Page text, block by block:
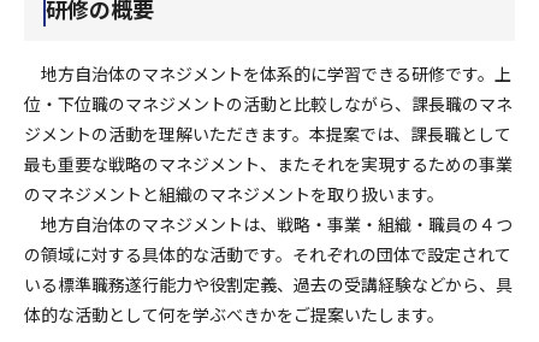
研修の概要
地方自治体のマネジメントを体系的に学習できる研修です。上
位・下位職のマネジメントの活動と比較しながら、課長職のマネ
ジメントの活動を理解いただきます。本提案では、課長職として
最も重要な戦略のマネジメント、またそれを実現するための事業
のマネジメントと組織のマネジメントを取り扱います。
地方自治体のマネジメントは、戦略・事業・組織・職員の４つ
の領域に対する具体的な活動です。それぞれの団体で設定されて
いる標準職務遂行能力や役割定義、過去の受講経験などから、具
体的な活動として何を学ぶべきかをご提案いたします。